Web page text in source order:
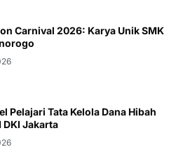
Carnival 2026: Karya Unik SMK
Pelajari Tata Kelola Dana Hibah
DKI Jakarta